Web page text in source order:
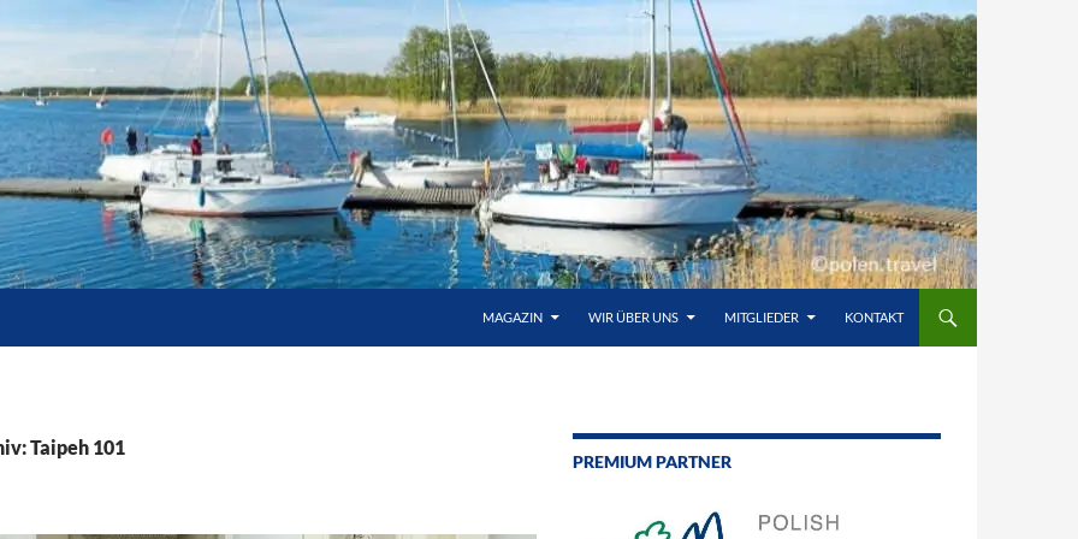
MAGAZIN WIR ÜBER UNS MITGLIEDER KONTAKT
Taipeh 101
PREMIUM PARTNER